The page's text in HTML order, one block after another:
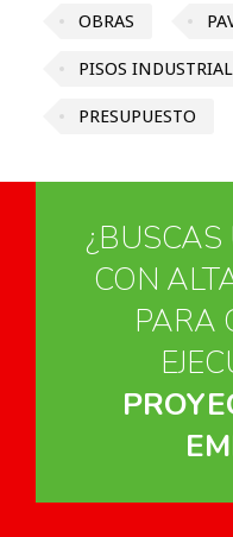
OBRAS
PISOS
PRESUPUESTO
CON
PARA